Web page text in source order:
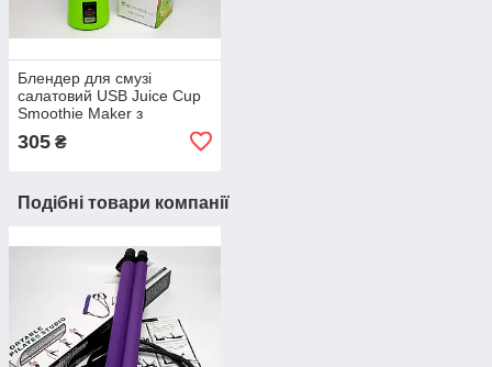
Блендер для смузі
салатовий USB Juice Cup
Smoothie Maker з
портативний USB-фітнес-
305 ₴
Подібні товари компанії